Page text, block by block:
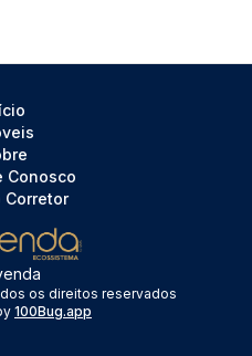
Conosco
Corretor
os direitos reservados
100Bug.app